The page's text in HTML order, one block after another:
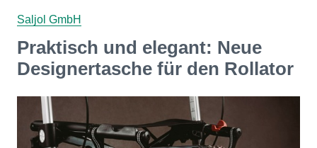
Saljol GmbH
Praktisch und elegant: Neue
Designertasche für den Rollator